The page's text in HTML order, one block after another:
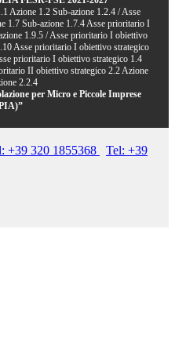
Azione 1.2 Sub-azione 1.2.4 / Asse
1.7 Sub-azione 1.7.4 Asse prioritario I
1.9.5 / Asse prioritario I obiettivo
Asse prioritario I obiettivo strategico
prioritario I obiettivo strategico 1.4
II obiettivo strategico 2.2 Azione
2.2.4
per Micro e Piccole Imprese
+39 320 1855368
Tel: +39